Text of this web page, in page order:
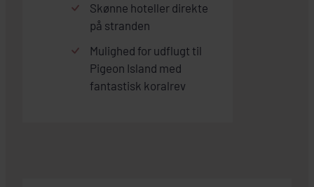
Skønne hoteller direkte
på stranden
Mulighed for udflugt til
Pigeon Island med
fantastisk koralrev